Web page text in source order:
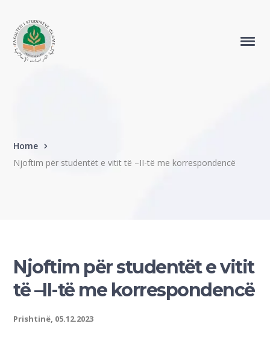
Home
Njoftim për studentët e vitit të –II-të me korrespondencë
Njoftim për studentët e vitit
të –II-të me korrespondencë
Prishtinë, 05.12.2023